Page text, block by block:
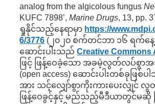
analog from the algicolous fungus
KUFC 7898’,Marine Drugs, 13, pp.
ရှုနိုင်သည့်နေရာမှာ https://
6/3776 (၂၀၂၀ စက်တင်ဘာ ၁၆ ရက်န
ဆောင်းပါးသည်Creative
ဖြင့် ဖြန့်ဝေခဲ့သော အခမဲ့လွတ်လပ်စွာ
(open access) ဆောင်းပါးတစ်ခုဖြ
အား သင့်လျှော်စွာကိုးကားပေးလျှင်
ဖြန့်ဝေခွင့်နှင့် မည်သည့်မီဒီယာတွင်မဆို